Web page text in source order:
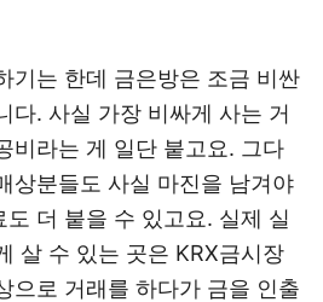
기는 한데 금은방은 조금 비싼
다. 사실 가장 비싸게 사는 거
비라는 게 일단 붙고요. 그다
상분들도 사실 마진을 남겨야
더 붙을 수 있고요. 실제 실
살 수 있는 곳은 KRX금시장
으로 거래를 하다가 금을 인출